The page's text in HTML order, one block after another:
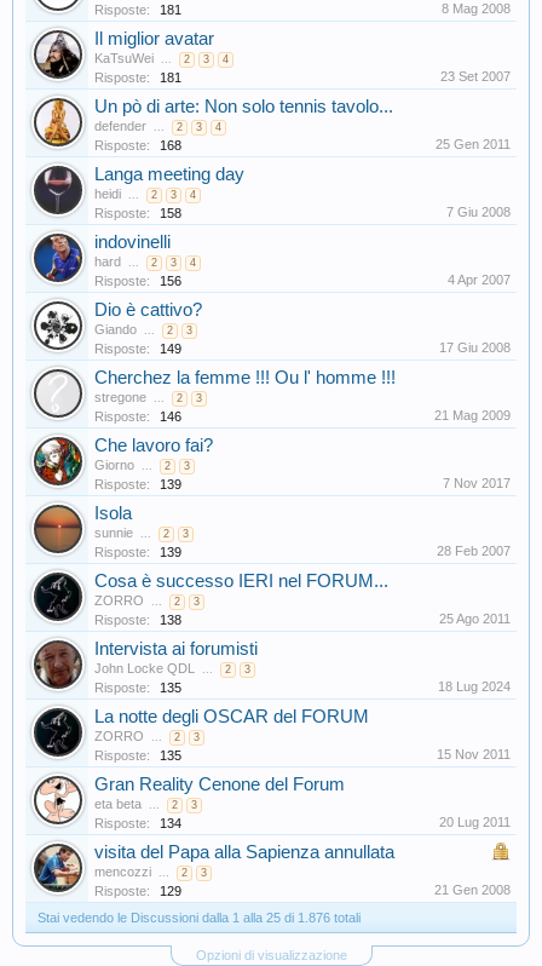
Risposte: 181 8 Mag 2008
Il miglior avatar
KaTsuWei ... 2 3 4
Risposte: 181 23 Set 2007
Un pò di arte: Non solo tennis tavolo...
defender ... 2 3 4
Risposte: 168 25 Gen 2011
Langa meeting day
heidi ... 2 3 4
Risposte: 158 7 Giu 2008
indovinelli
hard ... 2 3 4
Risposte: 156 4 Apr 2007
Dio è cattivo?
Giando ... 2 3
Risposte: 149 17 Giu 2008
Cherchez la femme !!! Ou l' homme !!!
stregone ... 2 3
Risposte: 146 21 Mag 2009
Che lavoro fai?
Giorno ... 2 3
Risposte: 139 7 Nov 2017
Isola
sunnie ... 2 3
Risposte: 139 28 Feb 2007
Cosa è successo IERI nel FORUM...
ZORRO ... 2 3
Risposte: 138 25 Ago 2011
Intervista ai forumisti
John Locke QDL ... 2 3
Risposte: 135 18 Lug 2024
La notte degli OSCAR del FORUM
ZORRO ... 2 3
Risposte: 135 15 Nov 2011
Gran Reality Cenone del Forum
eta beta ... 2 3
Risposte: 134 20 Lug 2011
visita del Papa alla Sapienza annullata
mencozzi ... 2 3
Risposte: 129
21 Gen 2008
Stai vedendo le Discussioni dalla 1 alla 25 di 1.876 totali
Opzioni di visualizzazione